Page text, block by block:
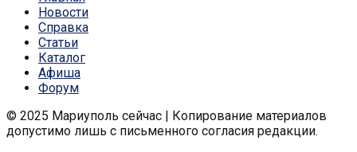
Новости
Справка
Статьи
Каталог
Афиша
Форум
© 2025 Мариуполь сейчас | Копирование материалов
допустимо лишь с письменного согласия редакции.